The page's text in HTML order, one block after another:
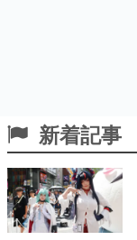
新着記事